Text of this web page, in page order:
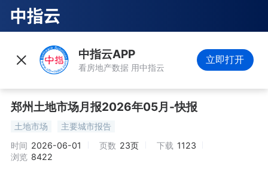
中指云APP
看房地产数据 用中指云
立即打开
郑州土地市场月报2026年05月-快报
土地市场
主要城市报告
时间 2026-06-01 页数 23页 下载 1123
浏览 8422